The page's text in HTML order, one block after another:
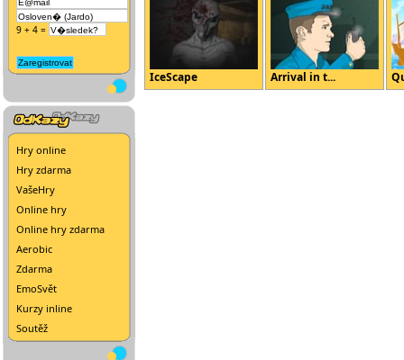
9 + 4 =
Hry online
Hry zdarma
VašeHry
Online hry
Online hry zdarma
Aerobic
Zdarma
EmoSvět
Kurzy inline
Soutěž
IceScape Arrival in t...